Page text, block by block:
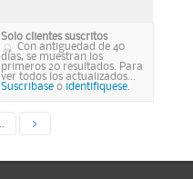
Solo clientes suscritos
Con antiguedad de 40
días, se muestran los
primeros 20 resultados. Para
ver todos los actualizados...
Suscribase o identifiquese.
>